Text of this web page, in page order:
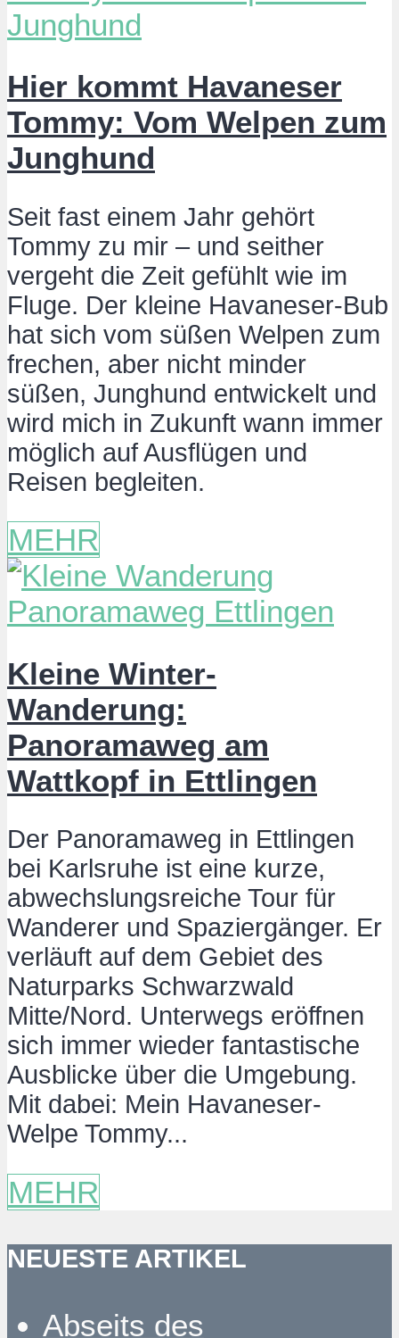
Hier kommt Havaneser
Tommy: Vom Welpen zum
Junghund
Seit fast einem Jahr gehört
Tommy zu mir – und seither
vergeht die Zeit gefühlt wie im
Fluge. Der kleine Havaneser-Bub
hat sich vom süßen Welpen zum
frechen, aber nicht minder
süßen, Junghund entwickelt und
wird mich in Zukunft wann immer
möglich auf Ausflügen und
Reisen begleiten.
MEHR
Kleine Winter-
Wanderung:
Panoramaweg am
Wattkopf in Ettlingen
Der Panoramaweg in Ettlingen
bei Karlsruhe ist eine kurze,
abwechslungsreiche Tour für
Wanderer und Spaziergänger. Er
verläuft auf dem Gebiet des
Naturparks Schwarzwald
Mitte/Nord. Unterwegs eröffnen
sich immer wieder fantastische
Ausblicke über die Umgebung.
Mit dabei: Mein Havaneser-
Welpe Tommy...
MEHR
NEUESTE ARTIKEL
Abseits des